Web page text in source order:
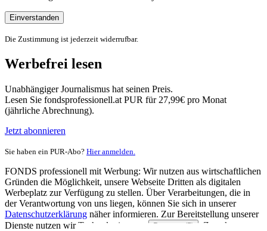
Einverstanden
Die Zustimmung ist jederzeit widerrufbar.
Werbefrei lesen
Unabhängiger Journalismus hat seinen Preis.
Lesen Sie fondsprofessionell.at PUR für 27,99€ pro Monat
(jährliche Abrechnung).
Jetzt abonnieren
Sie haben ein PUR-Abo? Hier anmelden.
FONDS professionell mit Werbung: Wir nutzen aus wirtschaftlichen
Gründen die Möglichkeit, unsere Webseite Dritten als digitalen
Werbeplatz zur Verfügung zu stellen. Über Verarbeitungen, die in
der Verantwortung von uns liegen, können Sie sich in unserer
Datenschutzerklärung näher informieren. Zur Bereitstellung unserer
Dienste nutzen wir Technologien von
Partnern (5)
. Zwecke: